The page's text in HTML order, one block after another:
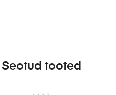
Seotud tooted